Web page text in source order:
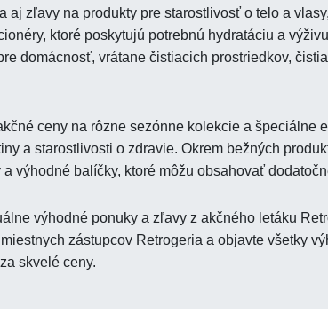
aj zľavy na produkty pre starostlivosť o telo a
ktoré poskytujú potrebnú hydratáciu a
domácnosť, vrátane čistiacich prostriedkov,
ceny na rôzne sezónne kolekcie a špeciálne
a starostlivosti o zdravie. Okrem bežných
výhodné balíčky, ktoré môžu obsahovať
výhodné ponuky a zľavy z akčného letáku
zástupcov Retrogeria a objavte všetky
skvelé ceny.